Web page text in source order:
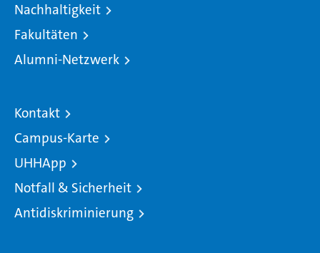
Nachhaltigkeit
Fakultäten
Alumni-Netzwerk
Kontakt
Campus-Karte
UHHApp
Notfall & Sicherheit
Antidiskriminierung